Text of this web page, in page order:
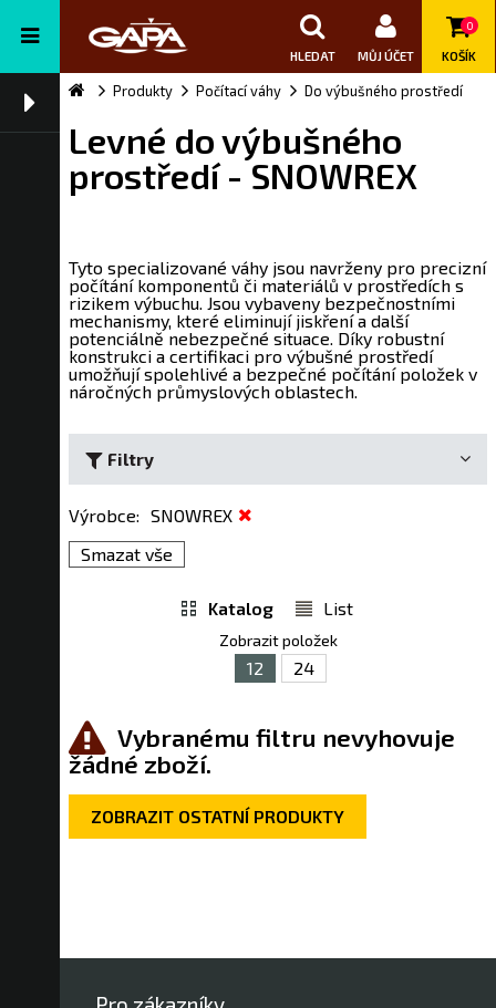
HLEDAT MŮJ ÚČET
0
KOŠÍK
Produkty Počítací váhy Do výbušného prostředí
Levné do výbušného
prostředí - SNOWREX
Tyto specializované váhy jsou navrženy pro precizní
počítání komponentů či materiálů v prostředích s
rizikem výbuchu. Jsou vybaveny bezpečnostními
mechanismy, které eliminují jiskření a další
potenciálně nebezpečné situace. Díky robustní
konstrukci a certifikaci pro výbušné prostředí
umožňují spolehlivé a bezpečné počítání položek v
náročných průmyslových oblastech.
Filtry
Výrobce: SNOWREX
Smazat vše
Katalog List
Zobrazit položek
12 24
Vybranému filtru nevyhovuje
žádné zboží.
ZOBRAZIT OSTATNÍ PRODUKTY